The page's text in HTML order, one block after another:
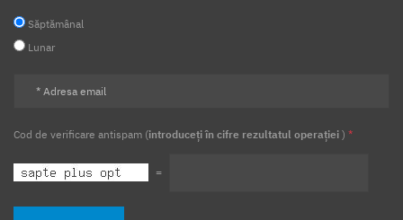
Săptămânal
Lunar
Cod de verificare antispam (introduceți în cifre rezultatul operației ) *
=